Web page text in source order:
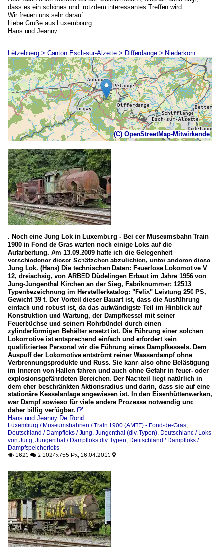
dass es ein schönes und trotzdem interessantes Treffen wird.
Wir freuen uns sehr darauf.
Liebe Grüße aus Luxembourg
Hans und Jeanny
Lëtzebuerg > Canton Esch-sur-Alzette > Differdange > Niederkorn
(C) OpenStreetMap-Mitwirkende
. Noch eine Jung Lok in Luxemburg - Bei der Museumsbahn Train
1900 in Fond de Gras warten noch einige Loks auf die
Aufarbeitung. Am 13.09.2009 hatte ich die Gelegenheit
verschiedener dieser Schätzchen abzulichten, unter anderen diese
Jung Lok. (Hans) Die technischen Daten: Feuerlose Lokomotive V
12, dreiachsig, von ARBED Düdelingen Erbaut im Jahre 1956 von
Jung-Jungenthal Kirchen an der Sieg, Fabriknummer: 12513
Typenbezeichnung im Herstellerkatalog: "Felix" Leistung 250 PS,
Gewicht 39 t. Der Vorteil dieser Bauart ist, dass die Ausführung
einfach und robust ist, da das aufwändigste Teil im Hinblick auf
Konstruktion und Wartung, der Dampfkessel mit seiner
Feuerbüchse und seinem Rohrbündel durch einen
zylinderförmigen Behälter ersetzt ist. Die Führung einer solchen
Lokomotive ist entsprechend einfach und erfordert kein
qualifiziertes Personal wir die Führung eines Dampfkessels. Dem
Auspuff der Lokomotive entströmt reiner Wasserdampf ohne
Verbrennungsprodukte und Russ. Sie kann also ohne Belästigung
im Inneren von Hallen fahren und auch ohne Gefahr in feuer- oder
explosionsgefährdeten Bereichen. Der Nachteil liegt natürlich in
dem eher beschränkten Aktionsradius und darin, dass sie auf eine
stationäre Kesselanlage angewiesen ist. In den Eisenhüttenwerken,
war Dampf sowieso für viele andere Prozesse notwendig und
daher billig verfügbar. 
Hans und Jeanny De Rond
Luxemburg / Museumsbahnen / Train 1900 (AMTF) - Fond-de-Gras,
Deutschland / Dampfloks / Jung, Jungenthal (div. Typen), Deutschland / Loks
von Jung, Jungenthal / Dampfloks div. Typen, Deutschland / Dampfloks /
Dampfspeicherloks
 1623  2 1024x755 Px, 16.04.2013 